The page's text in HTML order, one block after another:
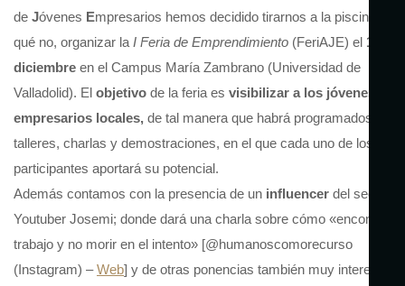
de Jóvenes Empresarios hemos decidido tirarnos a la piscina y,
qué no, organizar la I Feria de Emprendimiento (FeriAJE) el 17 de
diciembre en el Campus María Zambrano (Universidad de
Valladolid). El objetivo de la feria es visibilizar a los jóvenes
empresarios locales, de tal manera que habrá programados
talleres, charlas y demostraciones, en el que cada uno de los
participantes aportará su potencial.
Además contamos con la presencia de un influencer del sector,
Youtuber Josemi; donde dará una charla sobre cómo «encontrar
trabajo y no morir en el intento» [@humanoscomorecurso
(Instagram) –Web] y de otras ponencias también muy